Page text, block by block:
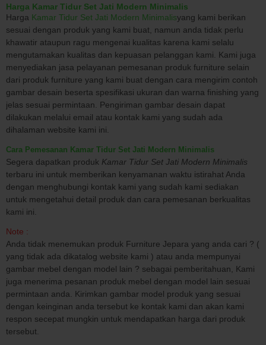
Harga Kamar Tidur Set Jati Modern Minimalis
Harga Kamar Tidur Set Jati Modern Minimalisyang kami berikan
sesuai dengan produk yang kami buat, namun anda tidak perlu
khawatir ataupun ragu mengenai kualitas karena kami selalu
mengutamakan kualitas dan kepuasan pelanggan kami. Kami juga
menyediakan jasa pelayanan pemesanan produk furniture selain
dari produk furniture yang kami buat dengan cara mengirim contoh
gambar desain beserta spesifikasi ukuran dan warna finishing yang
jelas sesuai permintaan. Pengiriman gambar desain dapat
dilakukan melalui email atau kontak kami yang sudah ada
dihalaman website kami ini.
Cara Pemesanan Kamar Tidur Set Jati Modern Minimalis
Segera dapatkan produk Kamar Tidur Set Jati Modern Minimalis
terbaru ini untuk memberikan kenyamanan waktu istirahat Anda
dengan menghubungi kontak kami yang sudah kami sediakan
untuk mengetahui detail produk dan cara pemesanan berkualitas
kami ini.
Note :
Anda tidak menemukan produk Furniture Jepara yang anda cari ? (
yang tidak ada dikatalog website kami ) atau anda mempunyai
gambar mebel dengan model lain ? sebagai pemberitahuan, Kami
juga menerima pesanan produk mebel dengan model lain sesuai
permintaan anda. Kirimkan gambar model produk yang sesuai
dengan keinginan anda tersebut ke kontak kami dan akan kami
respon secepat mungkin untuk mendapatkan harga dari produk
tersebut.